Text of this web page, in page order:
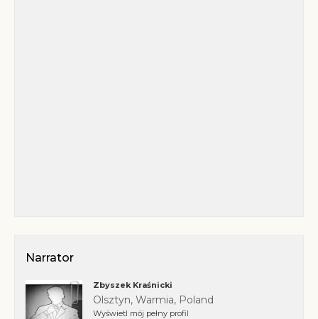
Narrator
Zbyszek Kraśnicki
Olsztyn, Warmia, Poland
Wyświetl mój pełny profil